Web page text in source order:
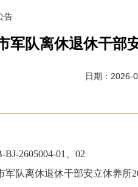
告
军队离休退休干部
日期：2026-
BJ-2605004-01
、02
军队离休退休干部安立休养所